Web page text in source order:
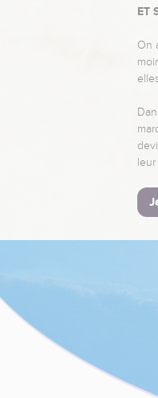
ET
On
leur